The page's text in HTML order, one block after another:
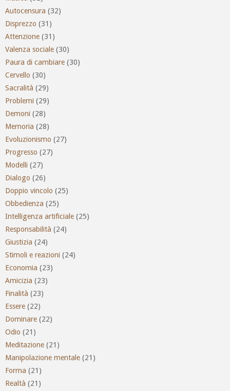
Autocensura (32)
Disprezzo (31)
Attenzione (31)
Valenza sociale (30)
Paura di cambiare (30)
Cervello (30)
Sacralità (29)
Problemi (29)
Demoni (28)
Memoria (28)
Evoluzionismo (27)
Progresso (27)
Modelli (27)
Dialogo (26)
Doppio vincolo (25)
Obbedienza (25)
Intelligenza artificiale (25)
Responsabilità (24)
Giustizia (24)
Stimoli e reazioni (24)
Economia (23)
Amicizia (23)
Finalità (23)
Essere (22)
Dominare (22)
Odio (21)
Meditazione (21)
Manipolazione mentale (21)
Forma (21)
Realtà (21)